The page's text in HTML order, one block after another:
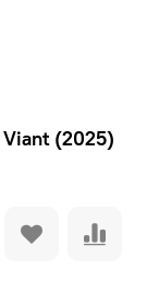
(2025)